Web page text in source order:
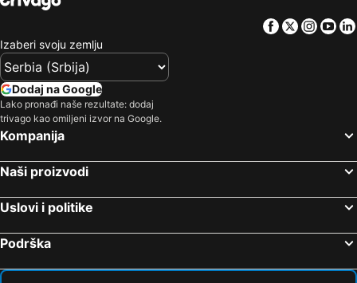
Hoteli Santorini
Hoteli Lefkada
Hoteli Hrvatska Istra
Hoteli Egipat
Hoteli Kassandra Peninsula
Hoteli Tesalija
Facebook
Twitter
Izaberi svoju zemlju
Dodaj na Google
Lako pronađi naše rezultate: dodaj
trivago kao omiljeni izvor na Google.
Kompanija
Naši proizvodi
Uslovi i politike
Podrška